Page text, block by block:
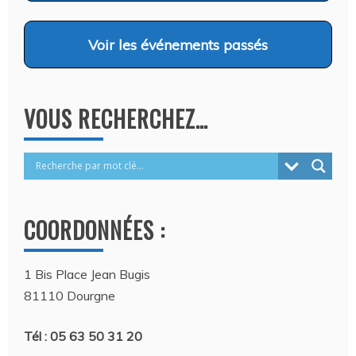
Voir les événements passés
VOUS RECHERCHEZ…
COORDONNÉES :
1 Bis Place Jean Bugis
81110 Dourgne
Tél : 05 63 50 31 20